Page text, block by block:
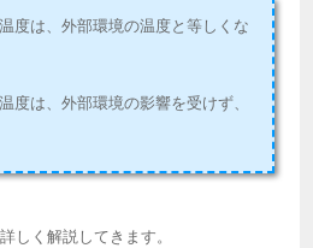
度は、外部環境の温度と等しくな
度は、外部環境の影響を受けず、
しく解説してきます。